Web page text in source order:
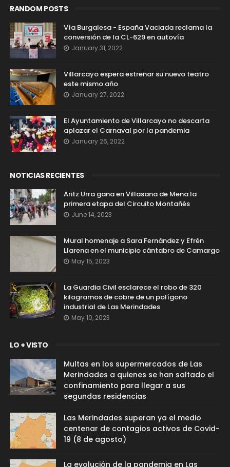
RANDOM POSTS
Vía Burgalesa - España Vaciada reclama la
conversión de la CL-629 en autovía
January 31, 2022
Villarcayo espera estrenar su nuevo teatro
este mismo año
January 27, 2022
El Ayuntamiento de Villarcayo no descarta
aplazar el Carnaval por la pandemia
January 26, 2022
NOTICIAS RECIENTES
Aritz Urra gana en Villasana de Mena la
primera etapa del Circuito Montañés
June 14, 2023
Mural homenaje a Sara Fernández y Efrén
Llarena en el municipio cántabro de Camargo
May 15, 2023
La Guardia Civil esclarece el robo de 320
kilogramos de cobre de un polígono
industrial de Las Merindades
May 10, 2023
LO + VISTO
Multas en los supermercados de Las
Merindades a quienes se han saltado el
confinamiento para llegar a sus
segundas residencias
Las Merindades superan ya el medio
centenar de contagios activos de Covid-
19 (8 de agosto)
La evolución de la pandemia en Las